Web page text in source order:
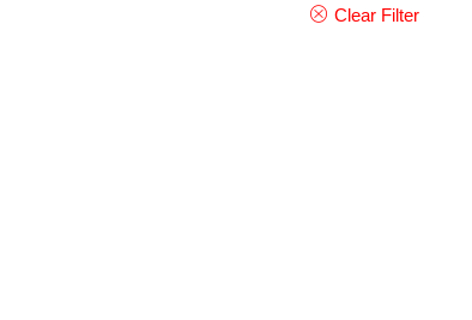
Clear Filter